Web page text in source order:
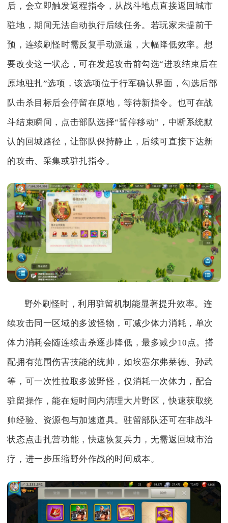
后，会立即触发返程指令，从战斗地点直接返回城市
驻地，期间无法自动执行后续任务。若玩家未提前干
预，连续刷怪时需反复手动派遣，大幅降低效率。想
要改变这一状态，可在发起攻击前勾选“进攻结束后在
原地驻扎”选项，该选项位于行军确认界面，勾选后部
队击杀目标后会停留在原地，等待新指令。也可在战
斗结束瞬间，点击部队选择“暂停移动”，中断系统默
认的回城路径，让部队保持静止，后续可直接下达新
的攻击、采集或驻扎指令。
野外刷怪时，利用驻留机制能显著提升效率。连
续攻击同一区域的多波怪物，可减少体力消耗，单次
体力消耗会随连续击杀逐步降低，最多减少10点。搭
配拥有范围伤害技能的统帅，如埃塞尔弗莱德、孙武
等，可一次性拉取多波野怪，仅消耗一次体力，配合
驻留操作，能在短时间内清理大片野区，快速获取统
帅经验、资源包与加速道具。驻留部队还可在非战斗
状态点击扎营功能，快速恢复兵力，无需返回城市治
疗，进一步压缩野外作战的时间成本。